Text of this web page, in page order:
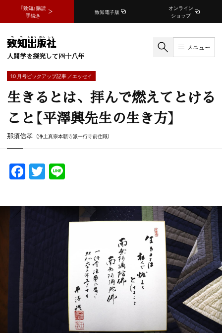
『致知』購読
手続き
致知電子版
オンライン
ショップ
人間学を探究して四十八年
メニュー
10 月号ピックアップ記事 ／エッセイ
生きるとは、拝んで燃えてとける
こと【平澤興先生の生き方】
那須信孝 （浄土真宗本願寺派一行寺前住職）
F
a
c
T
w
itt
er
e